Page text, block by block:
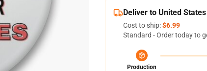
Deliver to United States
Cost to ship:$6.99
Standard - Order today to
Production